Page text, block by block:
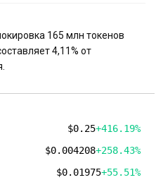
165 млн токенов
4,11% от
$0.25+416.19%
$0.004208+258.43%
$0.01975+55.51%